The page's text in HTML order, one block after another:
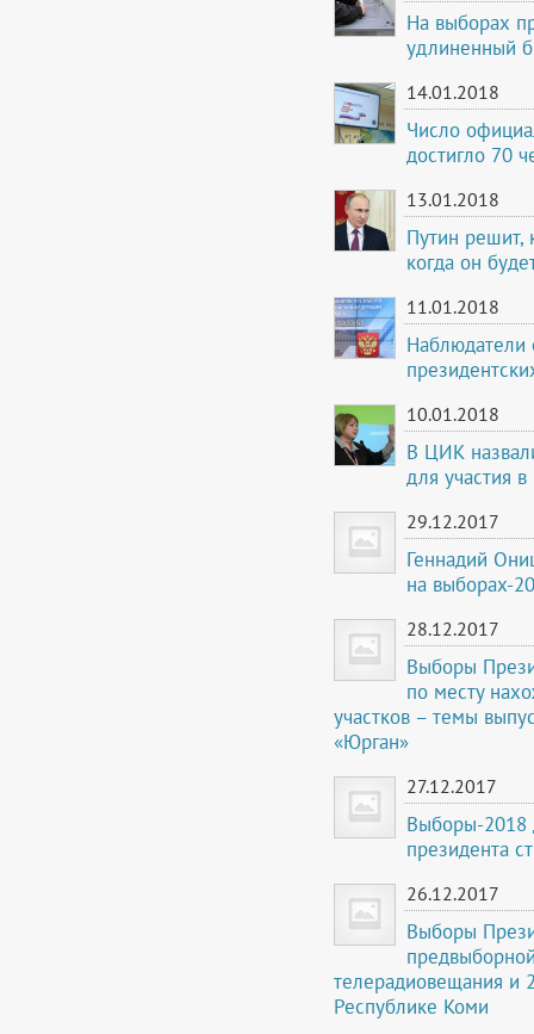
На выборах
удлиненный
14.01.2018
Число
достигло 70
13.01.2018
Путин решит,
когда он
11.01.2018
Наблюдатели
10.01.2018
В ЦИК
для участия
29.12.2017
Геннадий
на выборах-
28.12.2017
Выборы
по месту
участков – темы
«Юрган»
27.12.2017
Выборы-2018
президента
26.12.2017
Выборы
телерадиовещания и
Республике Коми